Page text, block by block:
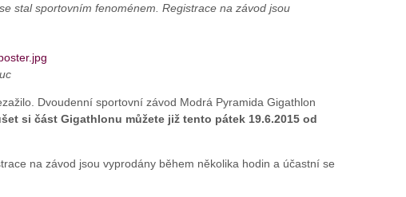
stal sportovním fenoménem. Registrace na závod jsou
Dvoudenní sportovní závod Modrá Pyramida Gigathlon
si část Gigathlonu můžete již tento pátek 19.6.2015 od
na závod jsou vyprodány během několika hodin a účastní se